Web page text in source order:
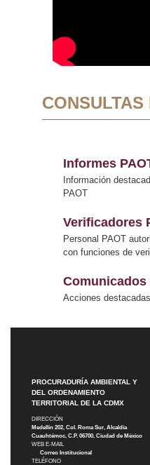
CONSULTAS
Informes
Información
PAOT
Verificadores
Personal PAOT
con funciones de
Comunicados
Acciones
PROCURADURÍA AMBIENTAL Y
DEL ORDENAMIENTO
TERRITORIAL DE LA CDMX
DIRECCIÓN
Medellín 202, Col. Roma Sur, Alcaldía
Cuauhtémoc, C.P. 06700, Ciudad de México
WEB E-MAIL
Correo Institucional
TELÉFONO